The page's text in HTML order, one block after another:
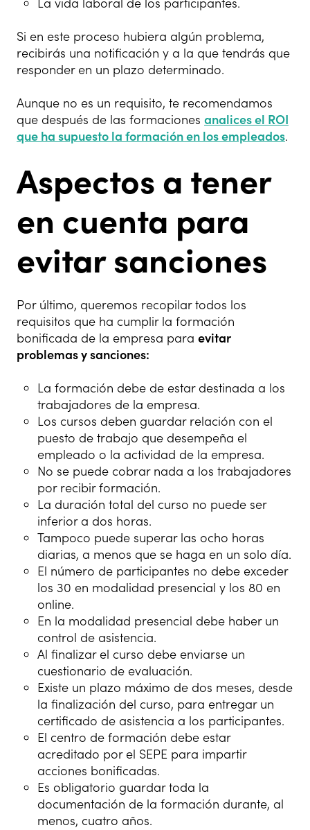
La vida laboral de los participantes.
Si en este proceso hubiera algún problema,
recibirás una notificación y a la que tendrás que
responder en un plazo determinado.
Aunque no es un requisito, te recomendamos
que después de las formaciones analices el ROI
que ha supuesto la formación en los empleados.
Aspectos a tener
en cuenta para
evitar sanciones
Por último, queremos recopilar todos los
requisitos que ha cumplir la formación
bonificada de la empresa para evitar
problemas y sanciones:
La formación debe de estar destinada a los
trabajadores de la empresa.
Los cursos deben guardar relación con el
puesto de trabajo que desempeña el
empleado o la actividad de la empresa.
No se puede cobrar nada a los trabajadores
por recibir formación.
La duración total del curso no puede ser
inferior a dos horas.
Tampoco puede superar las ocho horas
diarias, a menos que se haga en un solo día.
El número de participantes no debe exceder
los 30 en modalidad presencial y los 80 en
online.
En la modalidad presencial debe haber un
control de asistencia.
Al finalizar el curso debe enviarse un
cuestionario de evaluación.
Existe un plazo máximo de dos meses, desde
la finalización del curso, para entregar un
certificado de asistencia a los participantes.
El centro de formación debe estar
acreditado por el SEPE para impartir
acciones bonificadas.
Es obligatorio guardar toda la
documentación de la formación durante, al
menos, cuatro años.